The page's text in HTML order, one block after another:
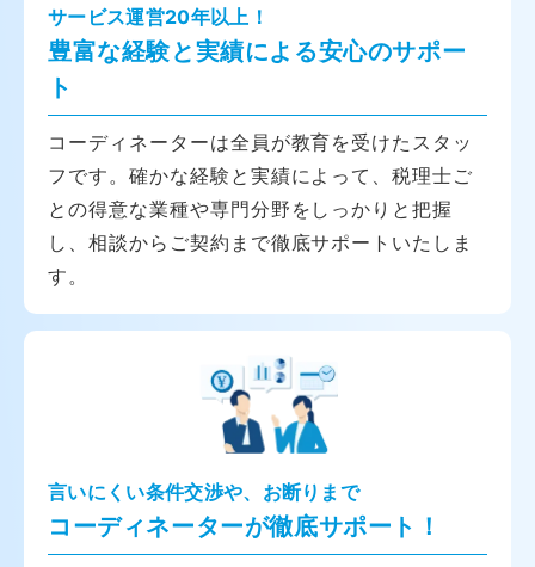
サービス運営20年以上！
豊富な経験と実績による安心のサポー
ト
コーディネーターは全員が教育を受けたスタッ
フです。確かな経験と実績によって、税理士ご
との得意な業種や専門分野をしっかりと把握
し、相談からご契約まで徹底サポートいたしま
す。
言いにくい条件交渉や、お断りまで
コーディネーターが徹底サポート！